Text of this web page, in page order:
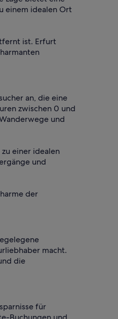
einem idealen Ort
ist. Erfurt
an, die eine
zwischen 0 und
und
einer idealen
und
der
macht.
die
für